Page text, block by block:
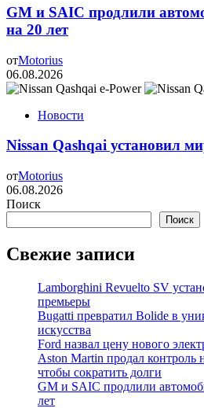
GM и SAIC продлили
на 20 лет
отMotorius
06.08.2026
Новости
Nissan Qashqai установил
отMotorius
06.08.2026
Поиск
Поиск
Свежие записи
Lamborghini Revuelto SV
премьеры
Bugatti превратил Bolide в
искусства
Ford назвал цену нового
Aston Martin продал контроль
чтобы сократить долги
GM и SAIC продлили
лет